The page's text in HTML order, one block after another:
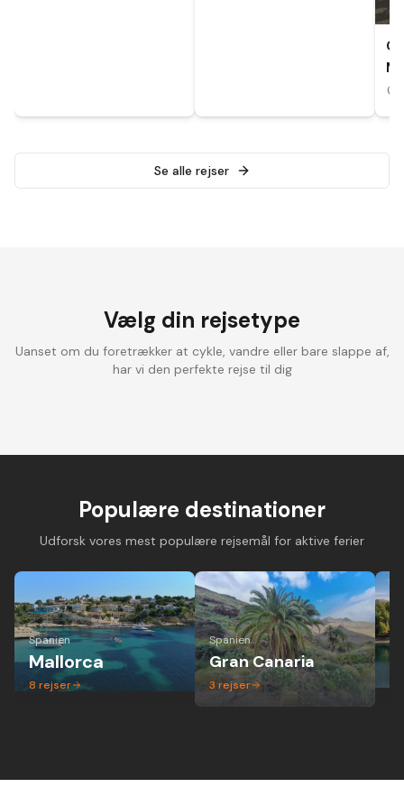
Se alle rejser
Vælg din rejsetype
Uanset om du foretrækker at cykle, vandre eller bare slappe af,
har vi den perfekte rejse til dig
Populære destinationer
Udforsk vores mest populære rejsemål for aktive ferier
Spanien
Mallorca
8 rejser
Spanien
Gran Canaria
3 rejser